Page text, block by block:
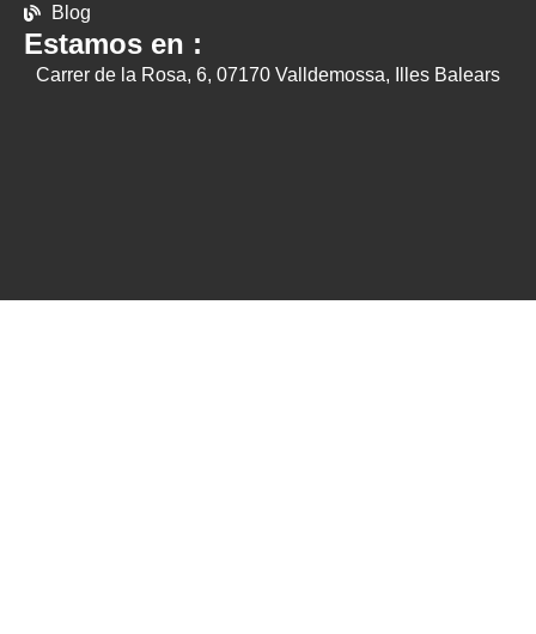
Blog
Estamos en :
Carrer de la Rosa, 6, 07170 Valldemossa, Illes Balears